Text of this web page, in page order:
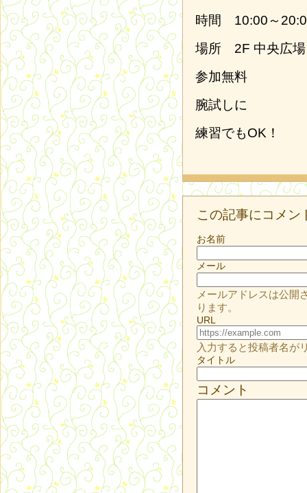
時間 10:00～
場所 2F 中央広場
参加無料
腕試しに
練習でもOK！
この記事にコメン
お名前
メール
メールアドレスは公開
ります。
URL
入力すると投稿者名が
タイトル
コメント